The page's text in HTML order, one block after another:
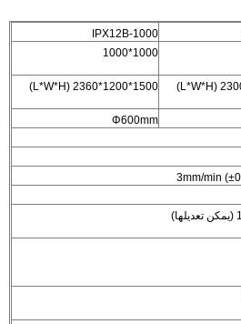
IPX12B-1000
1000*1000
1500*1200*2360 (L*W*H)
Φ600mm